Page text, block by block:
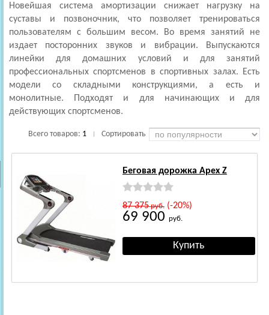
Новейшая система амортизации снижает нагрузку на
суставы и позвоночник, что позволяет тренироваться
пользователям с большим весом. Во время занятий не
издает посторонних звуков и вибрации. Выпускаются
линейки для домашних условий и для занятий
профессиональных спортсменов в спортивных залах. Есть
модели со складными конструкциями, а есть и
монолитные. Подходят и для начинающих и для
действующих спортсменов.
Всего товаров: 1 Сортировать
Беговая дорожка Apex Z
87 375руб.(-20%)
69 900 руб.